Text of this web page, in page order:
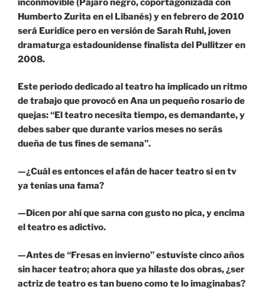
inconmovible (Pájaro negro, coportagonizada con
Humberto Zurita en el Libanés) y en febrero de 2010
será Euridíce pero en versión de Sarah Ruhl, joven
dramaturga estadounidense finalista del Pullitzer en
2008.
Este periodo dedicado al teatro ha implicado un ritmo
de trabajo que provocó en Ana un pequeño rosario de
quejas: “El teatro necesita tiempo, es demandante, y
debes saber que durante varios meses no serás
dueña de tus fines de semana”.
—¿Cuál es entonces el afán de hacer teatro si en tv
ya tenías una fama?
—Dicen por ahí que sarna con gusto no pica, y encima
el teatro es adictivo.
—Antes de “Fresas en invierno” estuviste cinco años
sin hacer teatro; ahora que ya hilaste dos obras, ¿ser
actriz de teatro es tan bueno como te lo imaginabas?